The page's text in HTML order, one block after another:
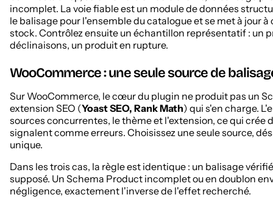
incomplet. La voie fiable est un module de données
le balisage pour l'ensemble du catalogue et se met à jour
stock. Contrôlez ensuite un échantillon représentatif : un
déclinaisons, un produit en rupture.
WooCommerce : une seule source de
Sur WooCommerce, le cœur du plugin ne produit pas un
extension SEO (Yoast SEO, Rank Math) qui s'en charge.
sources concurrentes, le thème et l'extension, ce qui crée
signalent comme erreurs. Choisissez une seule source,
unique.
Dans les trois cas, la règle est identique : un balisage
supposé. Un Schema Product incomplet ou en doublon
négligence, exactement l'inverse de l'effet recherché.